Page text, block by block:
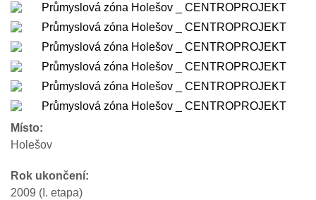
Místo:
Holešov
Rok ukončení:
2009 (I. etapa)